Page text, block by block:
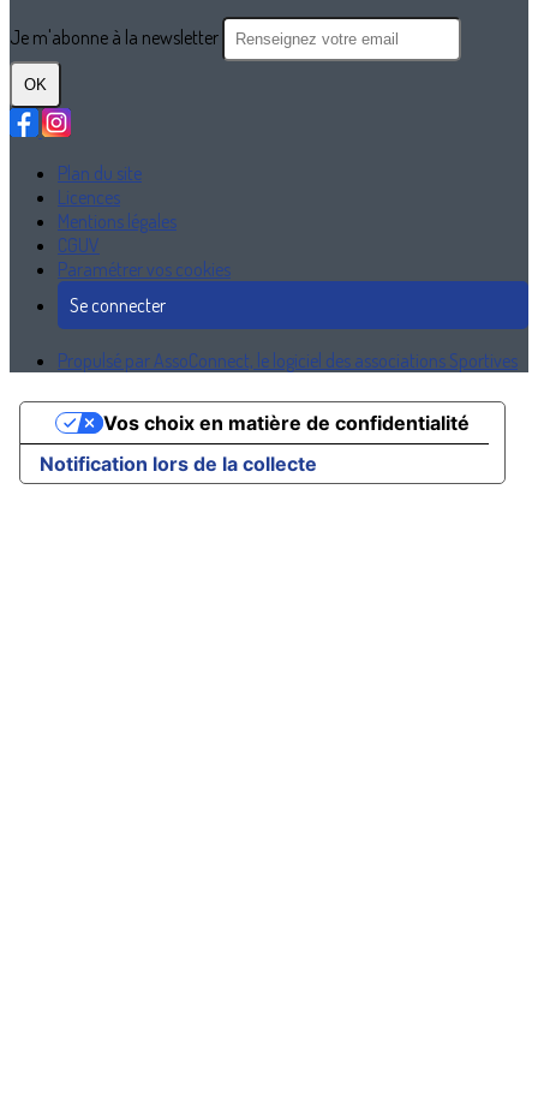
Je m'abonne à la newsletter
OK
Plan du site
Licences
Mentions légales
CGUV
Paramétrer vos cookies
Se connecter
Propulsé par AssoConnect, le logiciel des associations Sportives
Notification lors de la collecte
Vos choix en matière de confidentialité